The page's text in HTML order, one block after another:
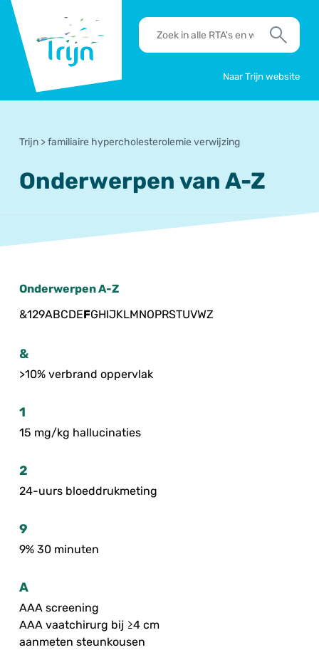
Trijn
RTA's
en
Zoek
Naar Trijn website
Trijn >familiaire hypercholesterolemie verwijzing
Onderwerpen van A-Z
Onderwerpen A-Z
&129ABCDEFGHIJKLMNOPRSTUVWZ
&
>10% verbrand oppervlak
1
15 mg/kg hallucinaties
2
24-uurs bloeddrukmeting
9
9% 30 minuten
A
AAA screening
AAA vaatchirurg bij ≥4 cm
aanmeten steunkousen